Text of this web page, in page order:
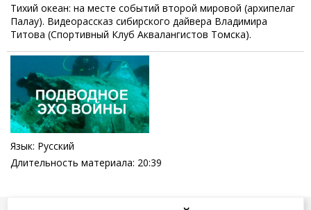
Тихий океан: на месте событий второй мировой (архипелаг
Палау). Видеорассказ сибирского дайвера Владимира
Титова (Спортивный Клуб Аквалангистов Томска).
Язык: Русский
Длительность материала: 20:39